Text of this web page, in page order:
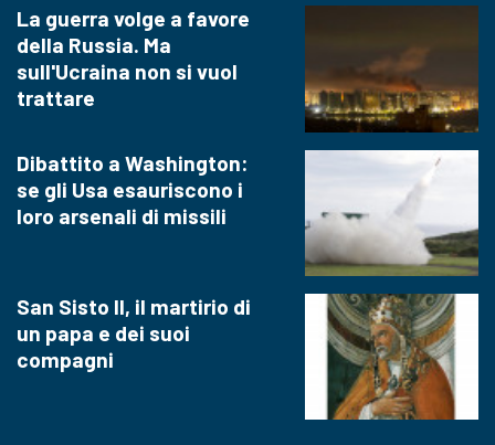
La guerra volge a favore
della Russia. Ma
sull'Ucraina non si vuol
trattare
Dibattito a Washington:
se gli Usa esauriscono i
loro arsenali di missili
San Sisto II, il martirio di
un papa e dei suoi
compagni